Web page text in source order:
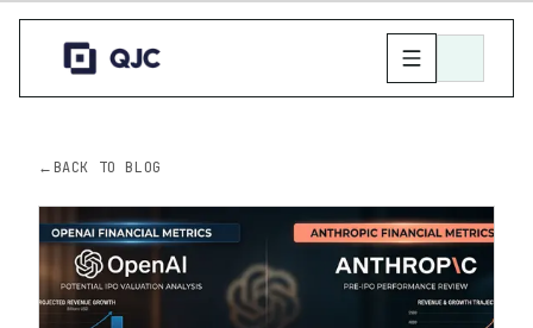
← BACK TO BLOG